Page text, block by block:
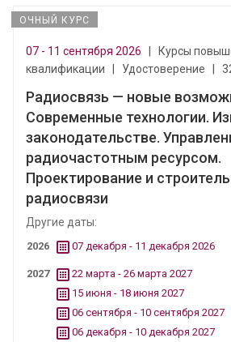
ОЧНЫЙ КУРС
07 - 11 сентября 2026
Курсы
квалификации
Удостоверение
Радиосвязь — новые
Современные технологии.
законодательстве.
радиочастотным ресурсом.
Проектирование и
радиосвязи
Другие даты:
2026 07 декабря - 11 декабря 2026
2027
22 марта - 26 марта 2027
15 июня - 18 июня 2027
06 сентября - 10 сентября 2027
06 декабря - 10 декабря 2027